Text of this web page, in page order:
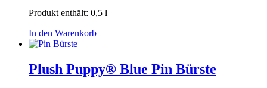
Produkt enthält: 0,5 l
In den Warenkorb
Plush Puppy® Blue Pin Bürste